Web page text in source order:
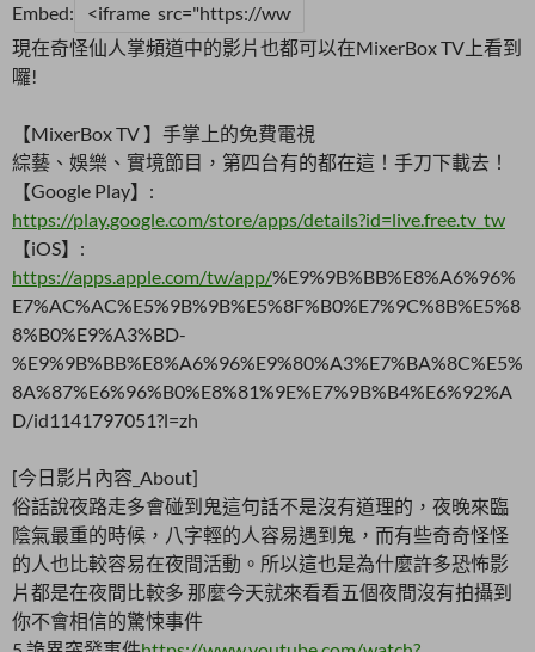
Embed:
現在奇怪仙人掌頻道中的影片也都可以在MixerBox TV上看到
囉!
【MixerBox TV 】手掌上的免費電視
綜藝、娛樂、實境節目，第四台有的都在這！手刀下載去！
【Google Play】:
https://play.google.com/store/apps/details?id=live.free.tv_tw
【iOS】:
https://apps.apple.com/tw/app/%E9%9B%BB%E8%A6%96%
E7%AC%AC%E5%9B%9B%E5%8F%B0%E7%9C%8B%E5%8
8%B0%E9%A3%BD-
%E9%9B%BB%E8%A6%96%E9%80%A3%E7%BA%8C%E5%
8A%87%E6%96%B0%E8%81%9E%E7%9B%B4%E6%92%A
D/id1141797051?l=zh
[今日影片內容_About]
俗話說夜路走多會碰到鬼這句話不是沒有道理的，夜晚來臨
陰氣最重的時候，八字輕的人容易遇到鬼，而有些奇奇怪怪
的人也比較容易在夜間活動。所以這也是為什麼許多恐怖影
片都是在夜間比較多 那麼今天就來看看五個夜間沒有拍攝到
你不會相信的驚悚事件